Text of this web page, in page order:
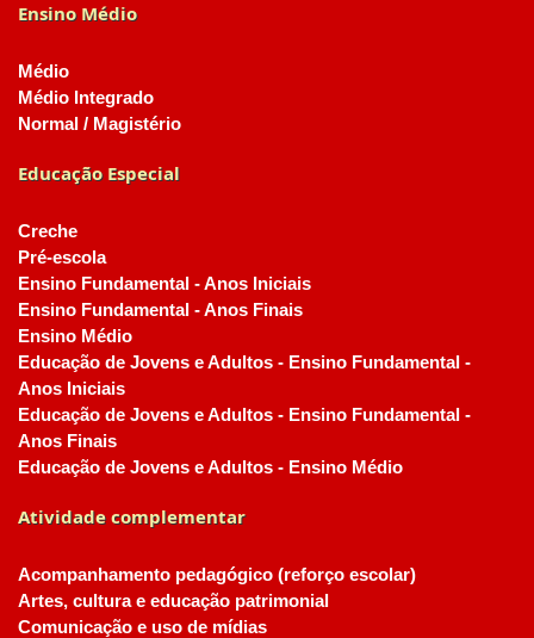
Ensino Médio
Médio
Médio Integrado
Normal / Magistério
Educação Especial
Creche
Pré-escola
Ensino Fundamental - Anos Iniciais
Ensino Fundamental - Anos Finais
Ensino Médio
Educação de Jovens e Adultos - Ensino Fundamental -
Anos Iniciais
Educação de Jovens e Adultos - Ensino Fundamental -
Anos Finais
Educação de Jovens e Adultos - Ensino Médio
Atividade complementar
Acompanhamento pedagógico (reforço escolar)
Artes, cultura e educação patrimonial
Comunicação e uso de mídias